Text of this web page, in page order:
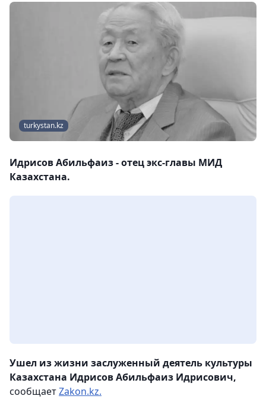
turkystan.kz
Идрисов Абильфаиз - отец экс-главы МИД
Казахстана.
Ушел из жизни заслуженный деятель культуры
Казахстана Идрисов Абильфаиз Идрисович,
сообщаетZakon.kz.